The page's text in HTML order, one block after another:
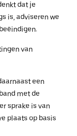
dat je
is, adviseren we
van
een
met de
sprake is van
plaats op basis